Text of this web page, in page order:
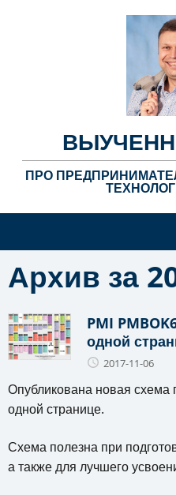
ПРО
Архив за
PMI
одной
2017-11-06
Опубликована новая схема
одной странице.
Схема полезна при
а также для лучшего